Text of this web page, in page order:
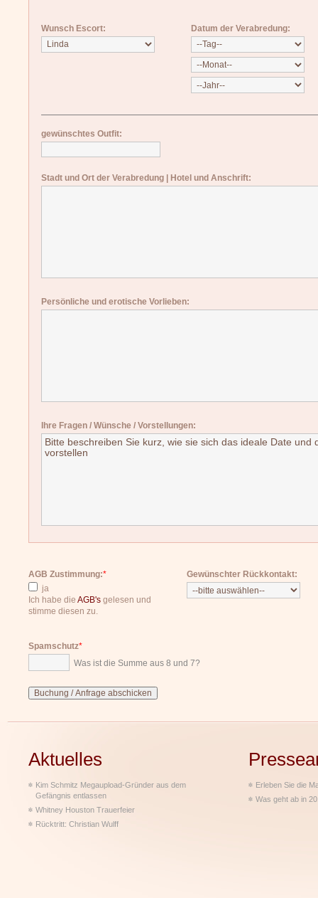
Wunsch Escort: Datum der Verabredung:
gewünschtes Outfit:
Stadt und Ort der Verabredung | Hotel und Anschrift:
Persönliche und erotische Vorlieben:
Ihre Fragen / Wünsche / Vorstellungen:
AGB Zustimmung:*
ja
Ich habe die AGB's gelesen und
stimme diesen zu.
Gewünschter Rückkontakt:
Spamschutz*
Was ist die Summe aus 8 und 7?
Aktuelles
Kim Schmitz Megaupload-Gründer aus dem
Gefängnis entlassen
Whitney Houston Trauerfeier
Rücktritt: Christian Wulff
Erleben Sie die
Was geht ab in